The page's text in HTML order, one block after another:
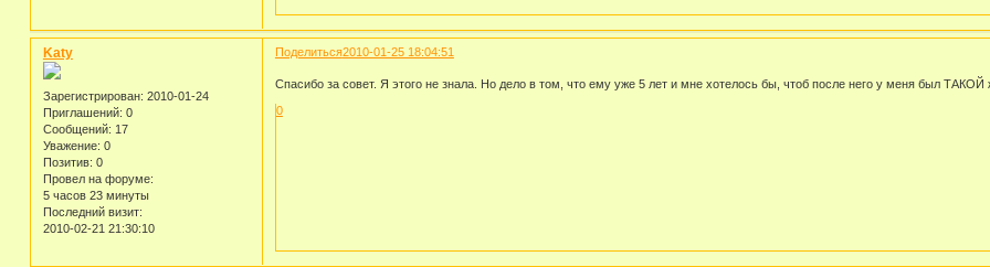
Поделиться2010-01-25 18:04:51
Katy
Зарегистрирован: 2010-01-24
Приглашений: 0
Сообщений: 17
Уважение: 0
Позитив: 0
Провел на форуме:
5 часов 23 минуты
Последний визит:
2010-02-21 21:30:10
Спасибо за совет. Я этого не знала. Но дело в том, что ему уже 5 лет и мне хотелось бы, чтоб после него у меня был ТАКОЙ
0